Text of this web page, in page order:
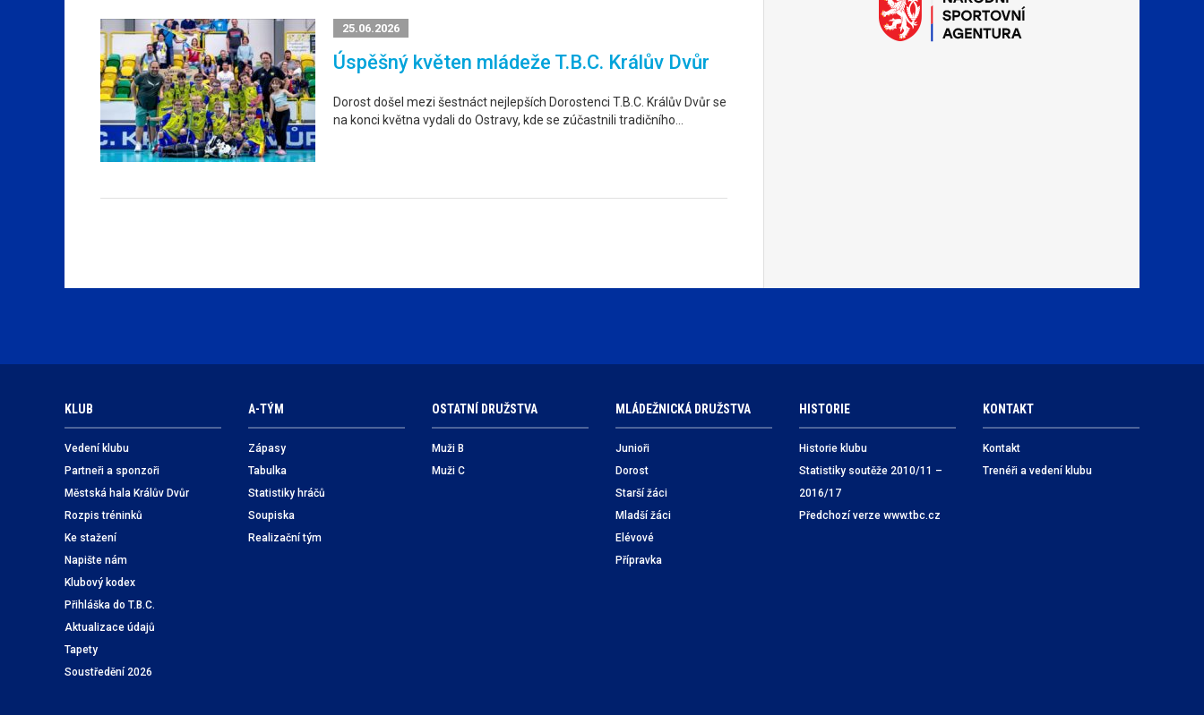
25.06.2026
Úspěšný květen mládeže T.B.C. Králův Dvůr
Dorost došel mezi šestnáct nejlepších Dorostenci T.B.C. Králův Dvůr se
na konci května vydali do Ostravy, kde se zúčastnili tradičního…
KLUB
Vedení klubu
Partneři a sponzoři
Městská hala Králův Dvůr
Rozpis tréninků
Ke stažení
Napište nám
Klubový kodex
Přihláška do T.B.C.
Aktualizace údajů
Tapety
Soustředění 2026
A-TÝM
Zápasy
Tabulka
Statistiky hráčů
Soupiska
Realizační tým
OSTATNÍ DRUŽSTVA
Muži B
Muži C
MLÁDEŽNICKÁ DRUŽSTVA
Junioři
Dorost
Starší žáci
Mladší žáci
Elévové
Přípravka
HISTORIE
Historie klubu
Statistiky soutěže 2010/11 –
2016/17
Předchozí verze www.tbc.cz
KONTAKT
Kontakt
Trenéři a vedení klubu